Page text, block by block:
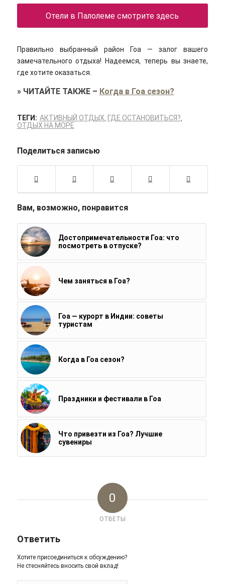
Отели в Палолеме смотрите здесь
Правильно выбранный район Гоа — залог вашего
замечательного отдыха! Надеемся, теперь вы знаете,
где хотите оказаться.
» ЧИТАЙТЕ ТАКЖЕ– Когда в Гоа сезон?
ТЕГИ: АКТИВНЫЙ ОТДЫХ ГДЕ ОСТАНОВИТЬСЯ?
ОТДЫХ НА МОРЕ
Поделиться записью
Вам, возможно, понравится
Достопримечательности Гоа: что
посмотреть в отпуске?
Чем заняться в Гоа?
Гоа — курорт в Индии: советы
туристам
Когда в Гоа сезон?
Праздники и фестивали в Гоа
Что привезти из Гоа? Лучшие
сувениры
0
ОТВЕТЫ
Ответить
Хотите присоединиться к обсуждению?
Не стесняйтесь вносить свой вклад!